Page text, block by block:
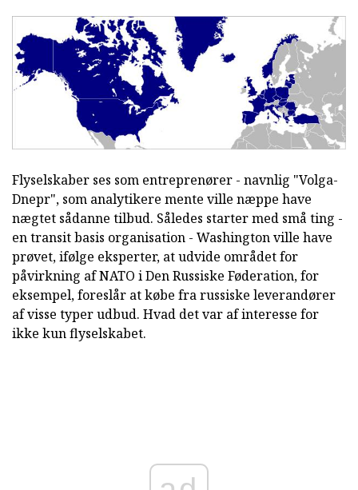
Flyselskaber ses som entreprenører - navnlig "Volga-
Dnepr", som analytikere mente ville næppe have
nægtet sådanne tilbud. Således starter med små ting -
en transit basis organisation - Washington ville have
prøvet, ifølge eksperter, at udvide området for
påvirkning af NATO i Den Russiske Føderation, for
eksempel, foreslår at købe fra russiske leverandører
af visse typer udbud. Hvad det var af interesse for
ikke kun flyselskabet.